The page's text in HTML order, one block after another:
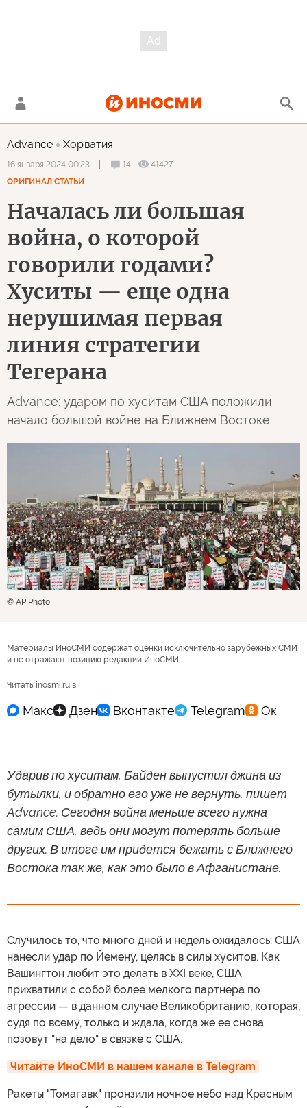
Advance Хорватия
16 января 2024 00:23 14
41427
ОРИГИНАЛ СТАТЬИ
Началась ли большая
война, о которой
говорили годами?
Хуситы — еще одна
нерушимая первая
линия стратегии
Тегерана
Advance: ударом по хуситам США положили
начало большой войне на Ближнем Востоке
© AP Photo
Материалы ИноСМИ содержат оценки исключительно зарубежных СМИ
и не отражают позицию редакции ИноСМИ
Читать inosmi.ru в
Ударив по хуситам, Байден выпустил джина из
бутылки, и обратно его уже не вернуть, пишет
Advance. Сегодня война меньше всего нужна
самим США, ведь они могут потерять больше
других. В итоге им придется бежать с Ближнего
Востока так же, как это было в Афганистане.
Случилось то, что много дней и недель ожидалось: США
нанесли удар по Йемену, целясь в силы хуситов. Как
Вашингтон любит это делать в XXI веке, США
прихватили с собой более мелкого партнера по
агрессии — в данном случае Великобританию, которая,
судя по всему, только и ждала, когда же ее снова
позовут "на дело" в связке с США.
Читайте ИноСМИ в нашем канале в Telegram
Ракеты "Томагавк" пронзили ночное небо над Красным